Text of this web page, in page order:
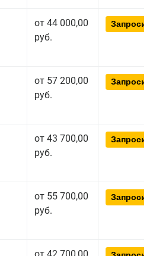
от 44 000,00
руб.
от 57 200,00
руб.
от 43 700,00
руб.
от 55 700,00
руб.